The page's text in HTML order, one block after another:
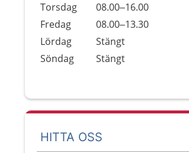
Torsdag
08.00–16.00
Fredag
08.00–13.30
Lördag
Stängt
Söndag
Stängt
HITTA OSS